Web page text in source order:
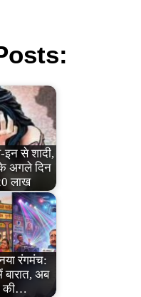
इन से शादी,
अगले दिन
लाख
रंगमंच:
अब
की…